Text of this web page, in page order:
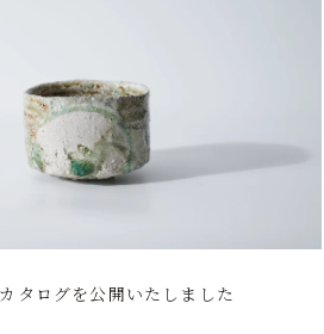
タログを公開いたしました